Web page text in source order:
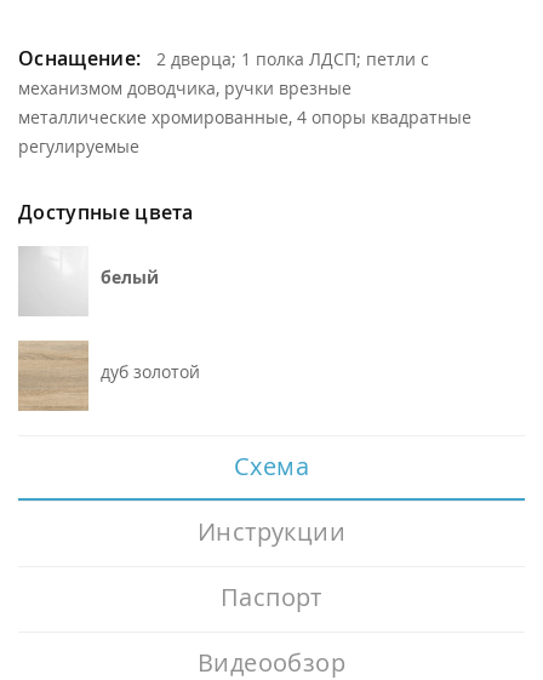
Оснащение:2 дверца; 1 полка ЛДСП; петли с
механизмом доводчика, ручки врезные
металлические хромированные, 4 опоры квадратные
регулируемые
Доступные цвета
белый
дуб золотой
Схема
Инструкции
Паспорт
Видеообзор